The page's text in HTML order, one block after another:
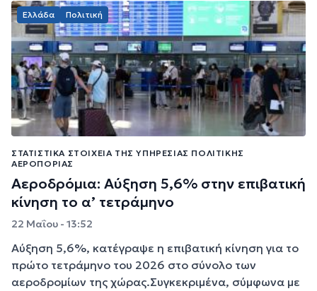
Ελλάδα Πολιτική
ΣΤΑΤΙΣΤΙΚΆ ΣΤΟΙΧΕΊΑ ΤΗΣ ΥΠΗΡΕΣΊΑΣ ΠΟΛΙΤΙΚΉΣ
ΑΕΡΟΠΟΡΊΑΣ
Αεροδρόμια: Αύξηση 5,6% στην επιβατική
κίνηση το α’ τετράμηνο
22 Μαΐου - 13:52
Αύξηση 5,6%, κατέγραψε η επιβατική κίνηση για το
πρώτο τετράμηνο του 2026 στο σύνολο των
αεροδρομίων της χώρας.Συγκεκριμένα, σύμφωνα με